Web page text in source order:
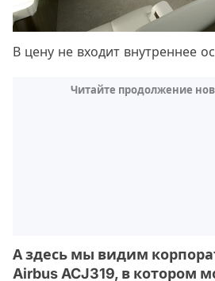
В цену не входит внутреннее
Читайте продолжение
А здесь мы видим
Airbus ACJ319, в котором